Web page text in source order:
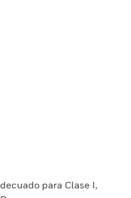
para Clase I,